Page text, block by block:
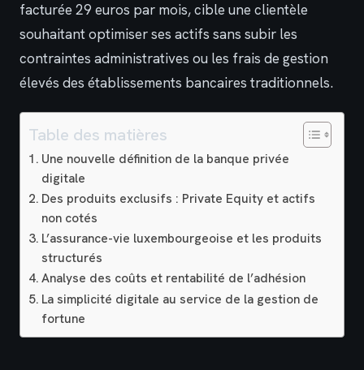
facturée 29 euros par mois, cible une clientèle
souhaitant optimiser ses actifs sans subir les
contraintes administratives ou les frais de gestion
élevés des établissements bancaires traditionnels.
Table des matières
Une nouvelle définition de la banque privée
digitale
Des produits exclusifs : Private Equity et actifs
non cotés
L’assurance-vie luxembourgeoise et les produits
structurés
Analyse des coûts et rentabilité de l’adhésion
La simplicité digitale au service de la gestion de
fortune